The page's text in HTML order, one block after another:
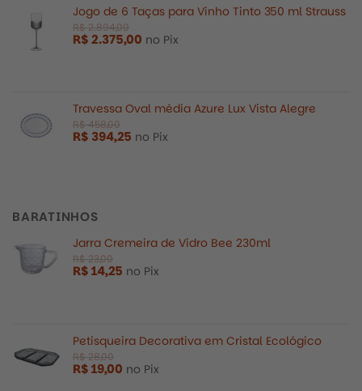
Jogo de 6 Taças para Vinho Tinto 350 ml Strauss
R$2.375,00 no Pix
Travessa Oval média Azure Lux Vista Alegre
R$394,25 no Pix
BARATINHOS
Jarra Cremeira de Vidro Bee 230ml
R$14,25 no Pix
Petisqueira Decorativa em Cristal Ecológico
R$19,00 no Pix